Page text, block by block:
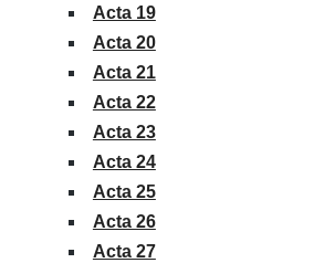
Acta 19
Acta 20
Acta 21
Acta 22
Acta 23
Acta 24
Acta 25
Acta 26
Acta 27